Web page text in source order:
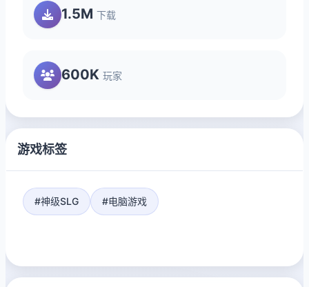
1.5M 下载
600K 玩家
游戏标签
#神级SLG #电脑游戏